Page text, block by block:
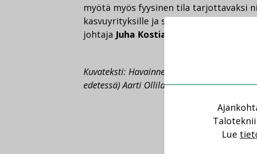
myötä myös fyysinen tila tarjottavaksi
kasvuyrityksille ja sijoittajille”, sanoo
johtaja Juha Kostiainen
Kuvateksti: Havainnekuva (arkkitehdin
edetessä) Aarti Ollila Ristola Arkkitehdit Oy
Lue